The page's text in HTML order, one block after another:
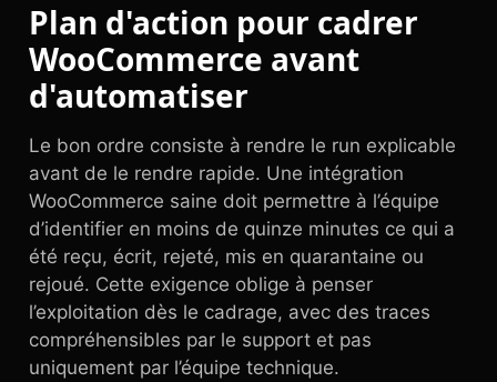
Plan d'action pour cadrer
WooCommerce avant
d'automatiser
Le bon ordre consiste à rendre le run explicable
avant de le rendre rapide. Une intégration
WooCommerce saine doit permettre à l’équipe
d’identifier en moins de quinze minutes ce qui a
été reçu, écrit, rejeté, mis en quarantaine ou
rejoué. Cette exigence oblige à penser
l’exploitation dès le cadrage, avec des traces
compréhensibles par le support et pas
uniquement par l’équipe technique.